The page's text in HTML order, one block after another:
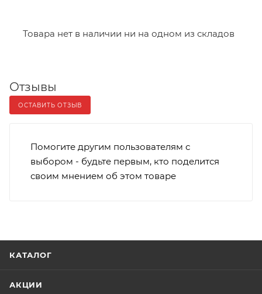
Товара нет в наличии ни на одном из складов
Отзывы
ОСТАВИТЬ ОТЗЫВ
Помогите другим пользователям с
выбором - будьте первым, кто поделится
своим мнением об этом товаре
КАТАЛОГ
АКЦИИ